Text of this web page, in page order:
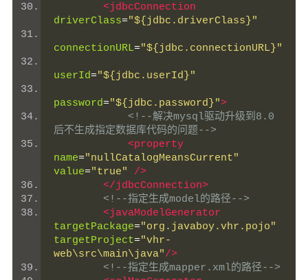
<jdbcConnection
driverClass="${jdbc.driverClass}"
connectionURL="${jdbc.connectionURL}"
userId="${jdbc.userId}"
password="${jdbc.password}">
<!--解决mysql驱动升级到8.0
后不生成指定数据库代码的问题-->
<property
name="nullCatalogMeansCurrent"
value="true"
/>
</jdbcConnection>
<!--指定生成model的路径-->
<javaModelGenerator
targetPackage="org.javaboy.vhr.pojo"
targetProject="vhr-
web\src\main\java"/>
<!--指定生成mapper.xml的路径-->